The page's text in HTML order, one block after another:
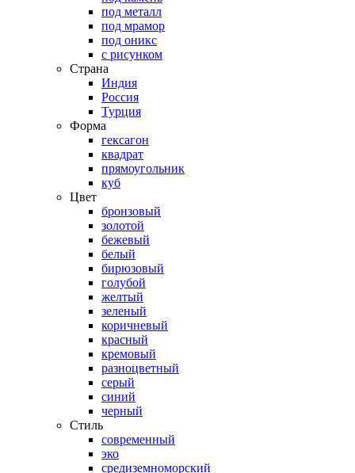
под металл
под мрамор
под оникс
с рисунком
Страна
Индия
Россия
Турция
Форма
гексагон
квадрат
прямоугольник
куб
Цвет
бронзовый
золотой
бежевый
белый
бирюзовый
голубой
желтый
зеленый
коричневый
красный
кремовый
разноцветный
серый
синий
черный
Стиль
современный
эко
средиземноморский